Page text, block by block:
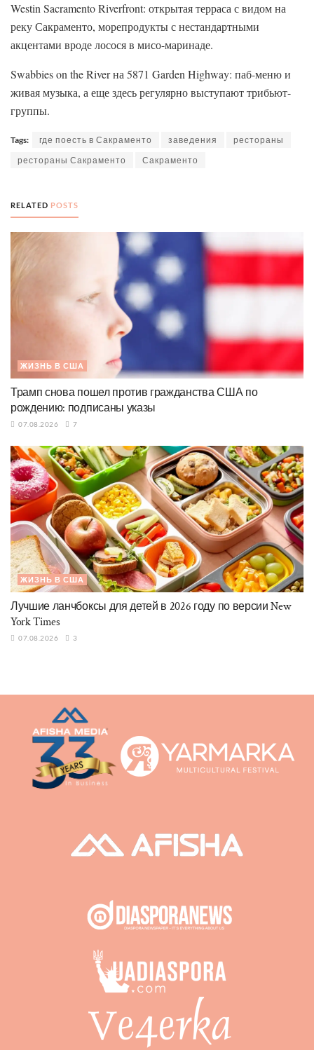
Westin Sacramento Riverfront: открытая терраса с видом на
реку Сакраменто, морепродукты с нестандартными
акцентами вроде лосося в мисо-маринаде.
Swabbies on the River на 5871 Garden Highway: паб-меню и
живая музыка, а еще здесь регулярно выступают трибьют-
группы.
Tags: где поесть в Сакраменто заведения
рестораны
рестораны Сакраменто
Сакраменто
RELATED POSTS
ЖИЗНЬ В США
Трамп снова пошел против гражданства США по
рождению: подписаны указы
07.08.2026 7
ЖИЗНЬ В США
Лучшие ланчбоксы для детей в 2026 году по версии New
York Times
07.08.2026 3